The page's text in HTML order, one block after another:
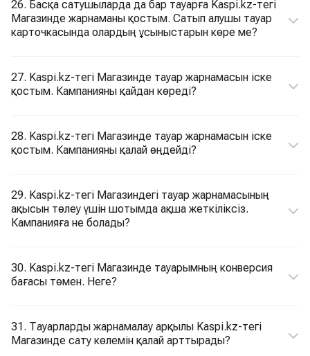
26. Басқа сатушыларда да бар тауарға Kaspi.kz-тегі
Магазинде жарнаманы қостым. Сатып алушы тауар
карточкасында олардың ұсыныстарын көре ме?
27. Kaspi.kz-тегі Магазинде тауар жарнамасын іске
қостым. Кампанияны қайдан көреді?
28. Kaspi.kz-тегі Магазинде тауар жарнамасын іске
қостым. Кампанияны қалай өңдейді?
29. Kaspi.kz-тегі Магазиндегі тауар жарнамасының
ақысын төлеу үшін шотымда ақша жеткіліксіз.
Кампанияға не болады?
30. Kaspi.kz-тегі Магазинде тауарымның конверсия
бағасы төмен. Неге?
31. Тауарларды жарнамалау арқылы Kaspi.kz-тегі
Магазинде сату көлемін қалай арттырады?